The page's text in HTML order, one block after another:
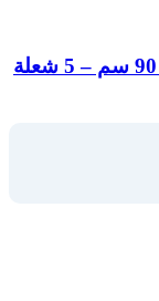
سطح غاز بلت ان ماستر جاز – تركي – 90 سم – 5 شعلة